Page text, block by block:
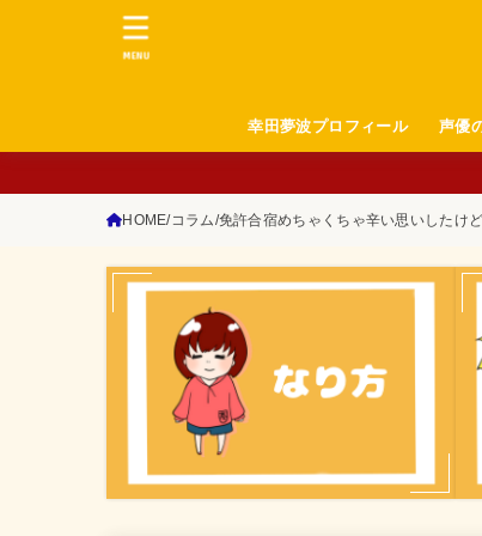
幸田夢波プロフィール 声優
MENU
HOME コラム 免許合宿めちゃくちゃ辛い思いしたけ